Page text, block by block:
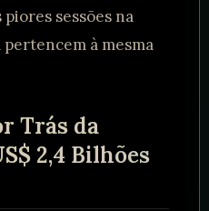
sessões na
à mesma
Trás da
2,4 Bilhões